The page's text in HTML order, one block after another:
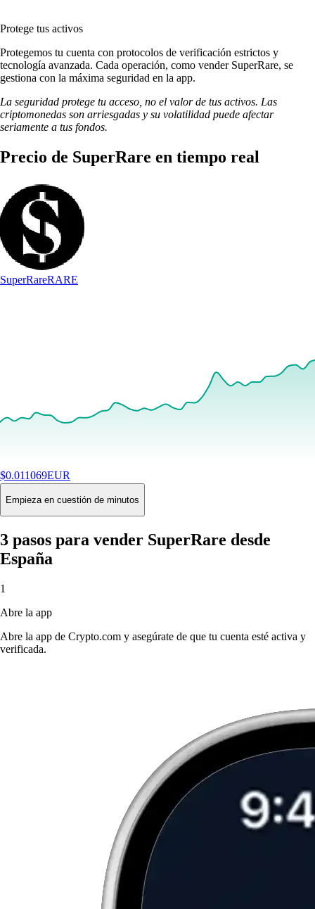
Protege tus activos
Protegemos tu cuenta con protocolos de verificación estrictos y
tecnología avanzada. Cada operación, como vender SuperRare, se
gestiona con la máxima seguridad en la app.
La seguridad protege tu acceso, no el valor de tus activos. Las
criptomonedas son arriesgadas y su volatilidad puede afectar
seriamente a tus fondos.
Precio de SuperRare en tiempo real
SuperRareRARE
$0.011069EUR
+4.65%24H
Buy
Empieza en cuestión de minutos
3 pasos para vender SuperRare desde
España
1
Abre la app
Abre la app de Crypto.com y asegúrate de que tu cuenta esté activa y
verificada.